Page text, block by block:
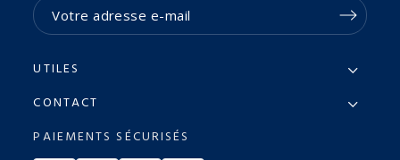
UTILES
CONTACT
PAIEMENTS SÉCURISÉS